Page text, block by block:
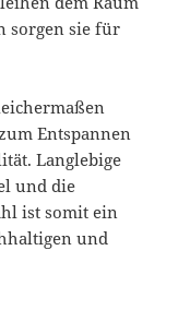
sorgen sie für
Entspannen
Langlebige
und die
ist somit ein
und